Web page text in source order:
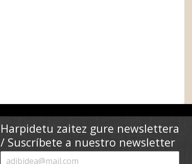
Harpidetu zaitez gure newslettera
/ Suscríbete a nuestro newsletter